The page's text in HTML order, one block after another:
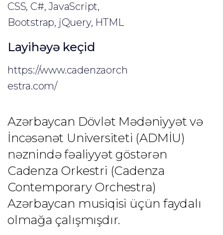
CSS, C#, JavaScript,
Bootstrap, jQuery, HTML
Layihəyə keçid
https://www.cadenzaorch
estra.com/
Azərbaycan Dövlət Mədəniyyət və
İncəsənət Universiteti (ADMİU)
nəznində fəaliyyət göstərən
Cadenza Orkestri (Cadenza
Contemporary Orchestra)
Azərbaycan musiqisi üçün faydalı
olmağa çalışmışdır.